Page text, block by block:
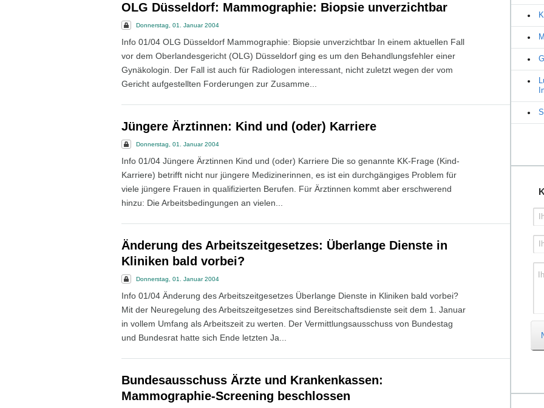
OLG Düsseldorf: Mammographie: Biopsie unverzichtbar
Donnerstag, 01. Januar 2004
Info 01/04 OLG Düsseldorf Mammographie: Biopsie unverzichtbar In einem aktuellen Fall
vor dem Oberlandesgericht (OLG) Düsseldorf ging es um den Behandlungsfehler einer
Gynäkologin. Der Fall ist auch für Radiologen interessant, nicht zuletzt wegen der vom
Gericht aufgestellten Forderungen zur Zusamme...
Jüngere Ärztinnen: Kind und (oder) Karriere
Donnerstag, 01. Januar 2004
Info 01/04 Jüngere Ärztinnen Kind und (oder) Karriere Die so genannte KK-Frage (Kind-
Karriere) betrifft nicht nur jüngere Medizinerinnen, es ist ein durchgängiges Problem für
viele jüngere Frauen in qualifizierten Berufen. Für Ärztinnen kommt aber erschwerend
hinzu: Die Arbeitsbedingungen an vielen...
Änderung des Arbeitszeitgesetzes: Überlange Dienste in
Kliniken bald vorbei?
Donnerstag, 01. Januar 2004
Info 01/04 Änderung des Arbeitszeitgesetzes Überlange Dienste in Kliniken bald vorbei?
Mit der Neuregelung des Arbeitszeitgesetzes sind Bereitschaftsdienste seit dem 1. Januar
in vollem Umfang als Arbeitszeit zu werten. Der Vermittlungsausschuss von Bundestag
und Bundesrat hatte sich Ende letzten Ja...
Bundesausschuss Ärzte und Krankenkassen:
Mammographie-Screening beschlossen